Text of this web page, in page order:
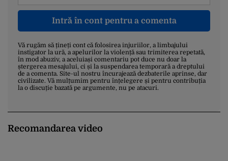
Intră în cont pentru a comenta
Vă rugăm să țineți cont că folosirea injuriilor, a limbajului
instigator la ură, a apelurilor la violență sau trimiterea repetată,
în mod abuziv, a aceluiași comentariu pot duce nu doar la
ștergerea mesajului, ci și la suspendarea temporară a dreptului
de a comenta. Site-ul nostru încurajează dezbaterile aprinse, dar
civilizate. Vă mulțumim pentru înțelegere și pentru contribuția
la o discuție bazată pe argumente, nu pe atacuri.
Recomandarea video